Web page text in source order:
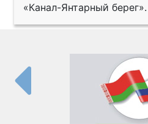
«Канал-Янтарный берег».